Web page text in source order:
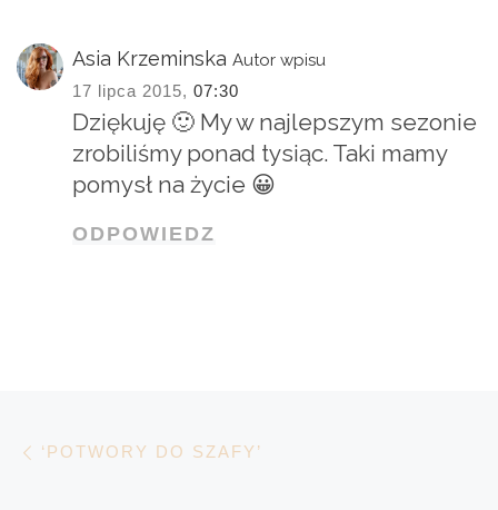
Asia Krzeminska Autor wpisu
17 lipca 2015, 07:30
Dziękuję 🙂 My w najlepszym sezonie
zrobiliśmy ponad tysiąc. Taki mamy
pomysł na życie 😀
ODPOWIEDZ
Nawigacja wpisu
‘POTWORY DO SZAFY’